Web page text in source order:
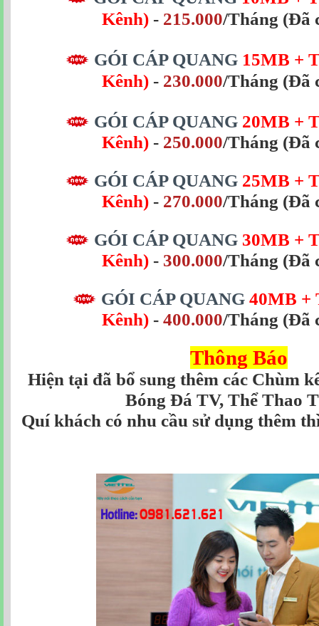
Kênh)- 215.000/Tháng (Đã
GÓI CÁP QUANG 15MB +
Kênh) - 230.000/Tháng (Đã
GÓI CÁP QUANG 20MB +
Kênh) - 250.000/Tháng (Đã
GÓI CÁP QUANG 25MB +
Kênh) - 270.000/Tháng (Đã
GÓI CÁP QUANG 30MB +
Kênh) - 300.000/Tháng (Đã
GÓI CÁP QUANG 40MB +
Kênh) - 400.000/Tháng (Đã
Thông Báo
Hiện tại đã bổ sung thêm các Chùm
Bóng Đá TV, Thể Thao
Quí khách có nhu cầu sử dụng thêm